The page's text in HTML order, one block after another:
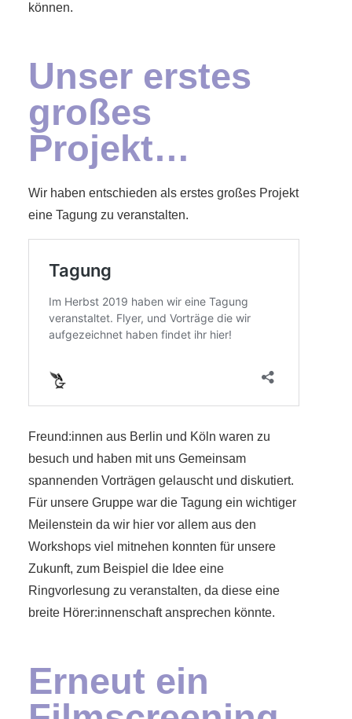
können.
Unser erstes
großes
Projekt…
Wir haben entschieden als erstes großes Projekt
eine Tagung zu veranstalten.
Freund:innen aus Berlin und Köln waren zu
besuch und haben mit uns Gemeinsam
spannenden Vorträgen gelauscht und diskutiert.
Für unsere Gruppe war die Tagung ein wichtiger
Meilenstein da wir hier vor allem aus den
Workshops viel mitnehen konnten für unsere
Zukunft, zum Beispiel die Idee eine
Ringvorlesung zu veranstalten, da diese eine
breite Hörer:innenschaft ansprechen könnte.
Erneut ein